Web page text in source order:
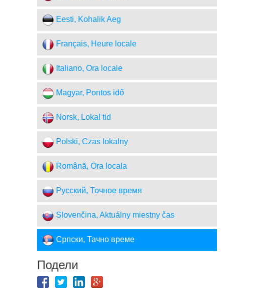
Eesti, Kohalik Aeg
Français, Heure locale
Italiano, Ora locale
Magyar, Pontos idő
Norsk, Lokal tid
Polski, Czas lokalny
Română, Ora locala
Русский, Точное время
Slovenčina, Aktuálny miestny čas
Српски, Тачно време
Подели